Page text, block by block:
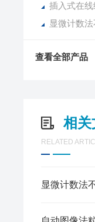
插入式在
显微计数
查看全部产品
相关
RELATED